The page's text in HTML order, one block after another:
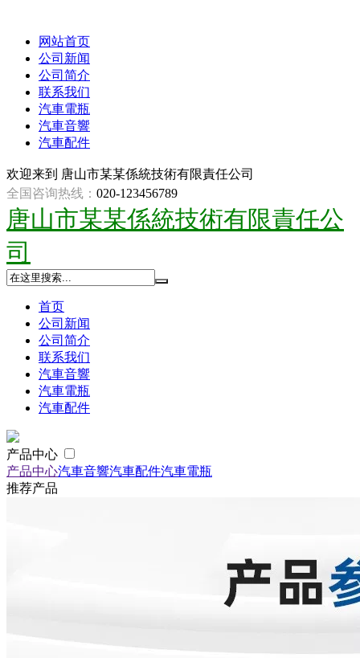
网站首页
公司新闻
公司简介
联系我们
汽車電瓶
汽車音響
汽車配件
欢迎来到 唐山市某某係統技術有限責任公司
全国咨询热线： 020-123456789
唐山市某某係統技術有限責任公
司
首页
公司新闻
公司简介
联系我们
汽車音響
汽車電瓶
汽車配件
产品中心
产品中心汽車音響汽車配件汽車電瓶
推荐产品